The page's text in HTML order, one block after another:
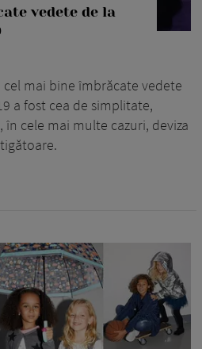
vedete de la
mai bine îmbrăcate vedete
a fost cea de simplitate,
cele mai multe cazuri, deviza